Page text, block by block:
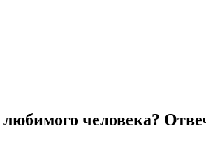
человека?